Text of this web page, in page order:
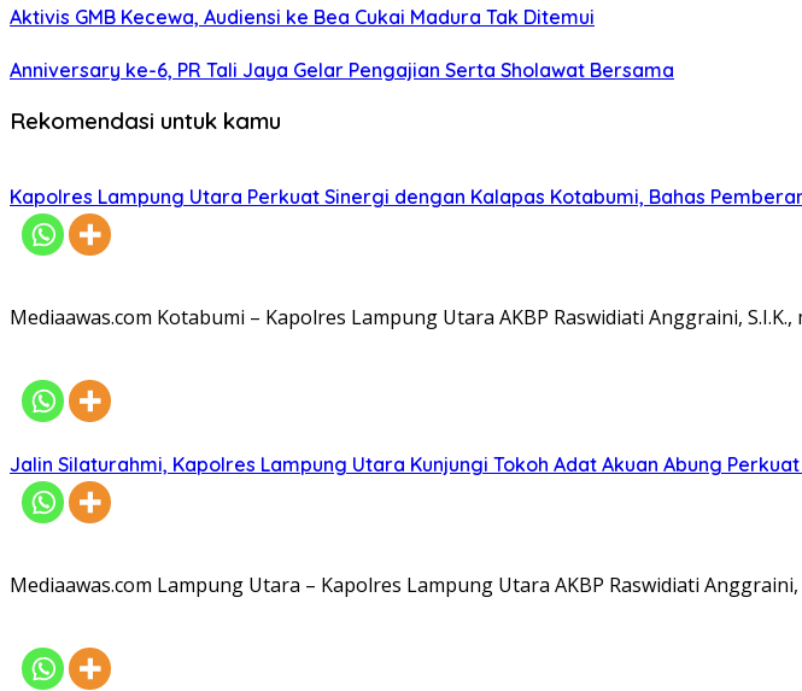
Aktivis GMB Kecewa, Audiensi ke Bea Cukai Madura Tak Ditemui
Anniversary ke-6, PR Tali Jaya Gelar Pengajian Serta Sholawat Bersama
Rekomendasi untuk kamu
Kapolres Lampung Utara Perkuat Sinergi dengan Kalapas Kotabumi, Bahas
Mediaawas.com Kotabumi – Kapolres Lampung Utara AKBP Raswidiati Anggraini,
Jalin Silaturahmi, Kapolres Lampung Utara Kunjungi Tokoh Adat Akuan Abung
Mediaawas.com Lampung Utara – Kapolres Lampung Utara AKBP Raswidiati